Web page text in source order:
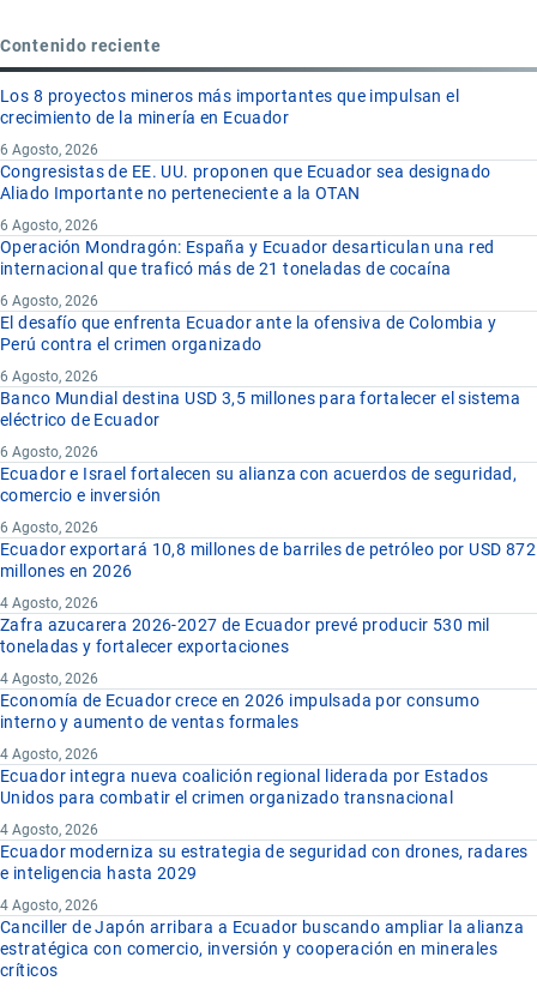
Contenido reciente
Los 8 proyectos mineros más importantes que impulsan el
crecimiento de la minería en Ecuador
6 Agosto, 2026
Congresistas de EE. UU. proponen que Ecuador sea designado
Aliado Importante no perteneciente a la OTAN
6 Agosto, 2026
Operación Mondragón: España y Ecuador desarticulan una red
internacional que traficó más de 21 toneladas de cocaína
6 Agosto, 2026
El desafío que enfrenta Ecuador ante la ofensiva de Colombia y
Perú contra el crimen organizado
6 Agosto, 2026
Banco Mundial destina USD 3,5 millones para fortalecer el sistema
eléctrico de Ecuador
6 Agosto, 2026
Ecuador e Israel fortalecen su alianza con acuerdos de seguridad,
comercio e inversión
6 Agosto, 2026
Ecuador exportará 10,8 millones de barriles de petróleo por USD 872
millones en 2026
4 Agosto, 2026
Zafra azucarera 2026-2027 de Ecuador prevé producir 530 mil
toneladas y fortalecer exportaciones
4 Agosto, 2026
Economía de Ecuador crece en 2026 impulsada por consumo
interno y aumento de ventas formales
4 Agosto, 2026
Ecuador integra nueva coalición regional liderada por Estados
Unidos para combatir el crimen organizado transnacional
4 Agosto, 2026
Ecuador moderniza su estrategia de seguridad con drones, radares
e inteligencia hasta 2029
4 Agosto, 2026
Canciller de Japón arribara a Ecuador buscando ampliar la alianza
estratégica con comercio, inversión y cooperación en minerales
críticos